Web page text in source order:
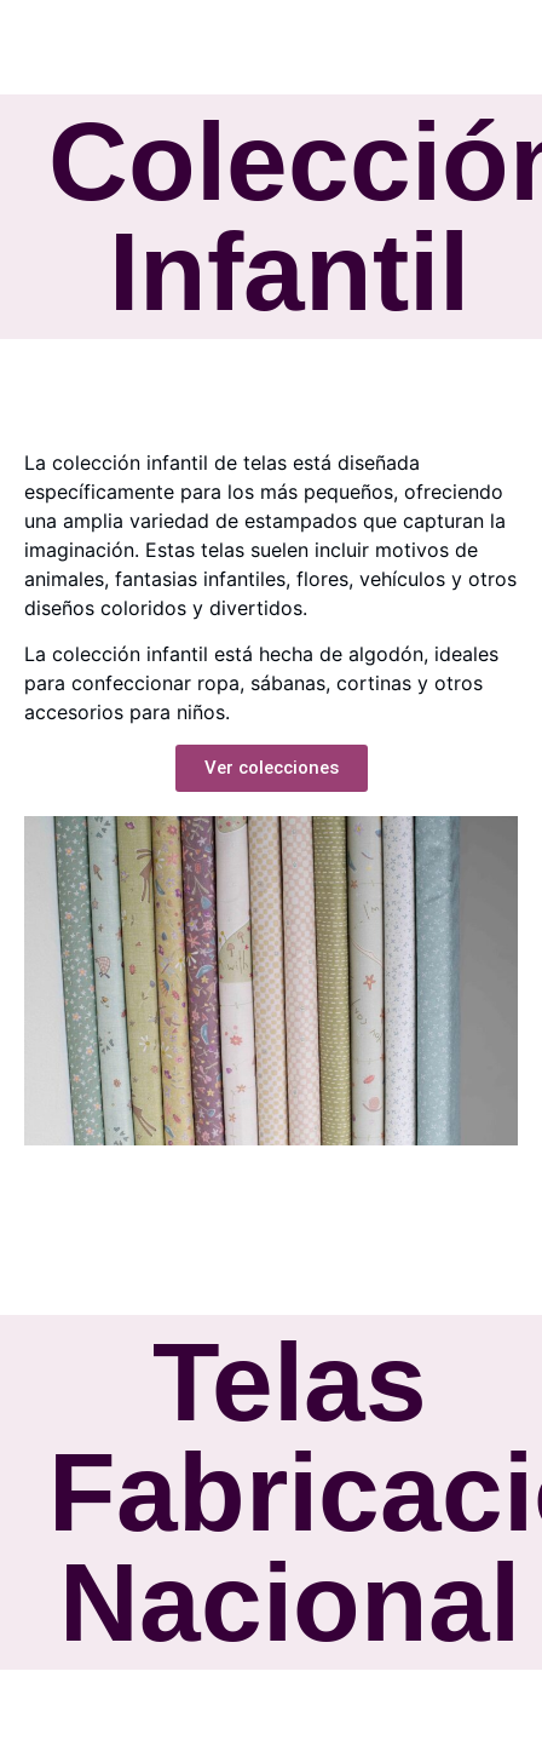
Infantil
La colección infantil de telas está diseñada
específicamente para los más pequeños, ofreciendo
una amplia variedad de estampados que capturan la
imaginación. Estas telas suelen incluir motivos de
animales, fantasias infantiles, flores, vehículos y otros
diseños coloridos y divertidos.
La colección infantil está hecha de algodón, ideales
para confeccionar ropa, sábanas, cortinas y otros
accesorios para niños.
Ver colecciones
Telas
Nacional